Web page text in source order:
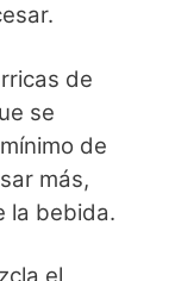
de
se
de
más,
la bebida.